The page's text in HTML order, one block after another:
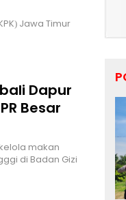
Jawa Timur
Dapur
Besar
makan
di Badan Gizi